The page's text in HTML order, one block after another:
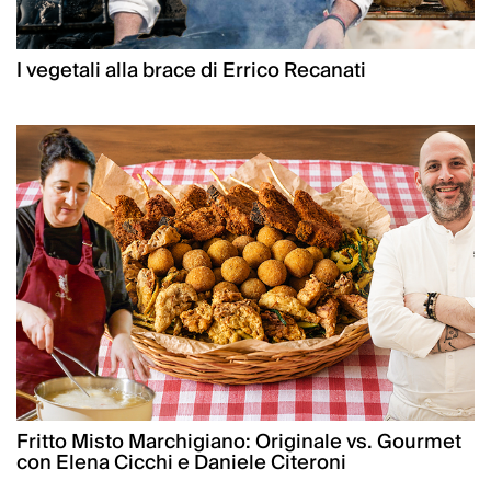
I vegetali alla brace di Errico Recanati
Fritto Misto Marchigiano: Originale vs. Gourmet
con Elena Cicchi e Daniele Citeroni